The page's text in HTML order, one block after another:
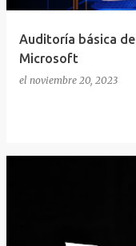
Auditoría básica
Microsoft
el noviembre 20, 2023